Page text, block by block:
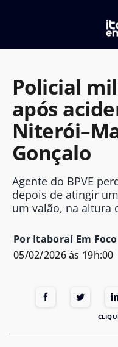
o
Policial
após
Gonçalo
Agente do BPVE
depois de atingir
um valão, na altura
Por Itaboraí Em Foco
05/02/2026 às 19h:00